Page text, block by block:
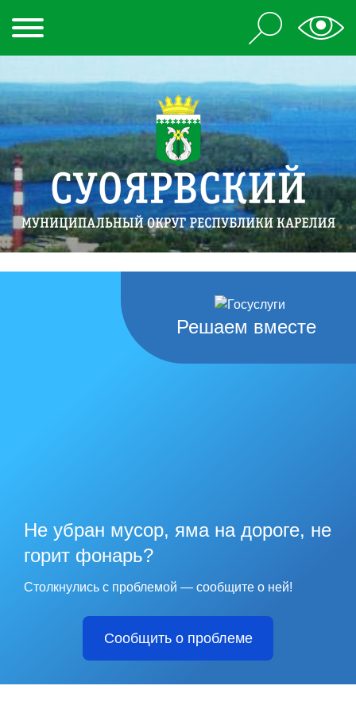
Решаем вместе
Не убран мусор, яма на дороге, не
горит фонарь?
Столкнулись с проблемой — сообщите о ней!
Сообщить о проблеме